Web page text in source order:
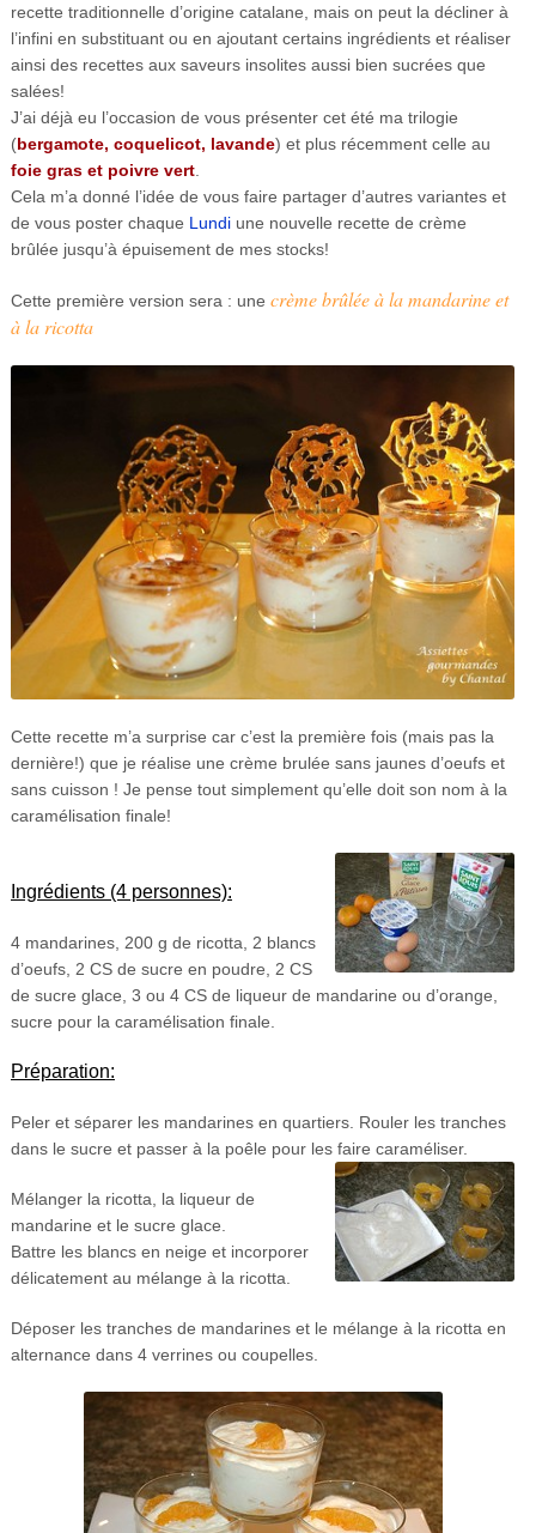
recette traditionnelle d’origine catalane, mais on peut la décliner à
l’infini en substituant ou en ajoutant certains ingrédients et réaliser
ainsi des recettes aux saveurs insolites aussi bien sucrées que
salées!
J’ai déjà eu l’occasion de vous présenter cet été ma trilogie
(bergamote, coquelicot, lavande) et plus récemment celle au
foie gras et poivre vert.
Cela m’a donné l’idée de vous faire partager d’autres variantes et
de vous poster chaque Lundiune nouvelle recette de crème
brûlée jusqu’à épuisement de mes stocks!
Cette première version sera : une crème brûlée à la mandarine et
à la ricotta
Cette recette m’a surprise car c’est la première fois (mais pas la
dernière!) que je réalise une crème brulée sans jaunes d’oeufs et
sans cuisson ! Je pense tout simplement qu’elle doit son nom à la
caramélisation finale!
Ingrédients (4 personnes):
4 mandarines, 200 g de ricotta, 2 blancs
d’oeufs, 2 CS de sucre en poudre, 2 CS
de sucre glace, 3 ou 4 CS de liqueur de mandarine ou d’orange,
sucre pour la caramélisation finale.
Préparation:
Peler et séparer les mandarines en quartiers. Rouler les tranches
dans le sucre et passer à la poêle pour les faire caraméliser.
Mélanger la ricotta, la liqueur de
mandarine et le sucre glace.
Battre les blancs en neige et incorporer
délicatement au mélange à la ricotta.
Déposer les tranches de mandarines et le mélange à la ricotta en
alternance dans 4 verrines ou coupelles.